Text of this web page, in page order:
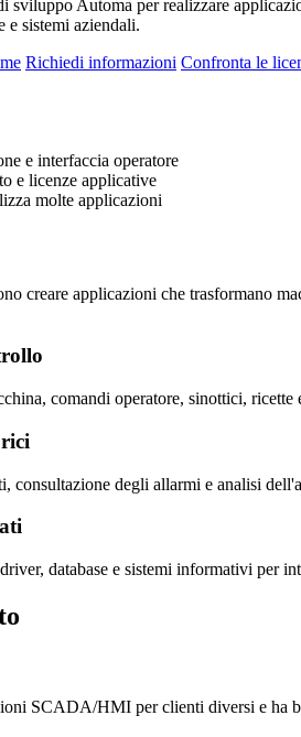
sviluppo Automa per realizzare
e sistemi aziendali.
Richiedi informazioni Confronta le
e interfaccia operatore
e licenze applicative
molte applicazioni
creare applicazioni che trasformano
comandi operatore, sinottici,
consultazione degli allarmi e analisi
database e sistemi informativi per
SCADA/HMI per clienti diversi e ha